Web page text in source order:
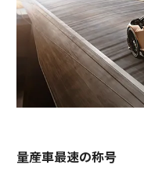
量産車最速の称号